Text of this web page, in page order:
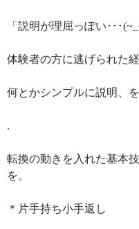
「説明が理屈っぽい･･･
体験者の方に逃げられた
何とかシンプルに説明、
.
転換の動きを入れた基本
を。
＊片手持ち小手返し